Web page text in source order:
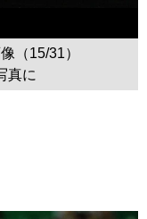
（15/31）
真に